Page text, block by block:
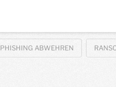
PHISHING ABWEHREN